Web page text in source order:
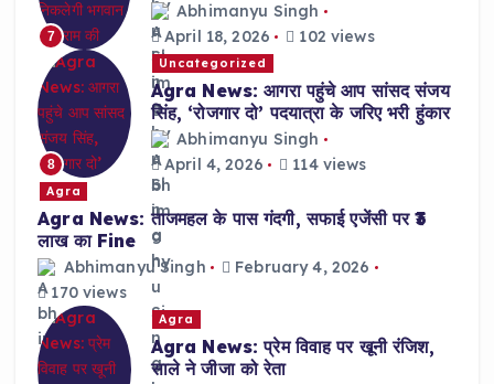
7
Abhimanyu Singh
April 18, 2026
102 views
8
Uncategorized
Agra News: आगरा पहुंचे आप सांसद संजय
सिंह, ‘रोजगार दो’ पदयात्रा के जरिए भरी हुंकार
Abhimanyu Singh
April 4, 2026
114 views
Agra
Agra News: ताजमहल के पास गंदगी, सफाई एजेंसी पर ₹3
लाख का Fine
Abhimanyu Singh
February 4, 2026
170 views
Agra
Agra News: प्रेम विवाह पर खूनी रंजिश,
साले ने जीजा को रेता